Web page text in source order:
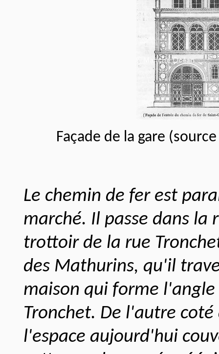
Façade de la gare
Le chemin de fer est
marché. Il passe dans la
trottoir de la rue
des Mathurins, qu'il
maison qui forme
Tronchet. De l'autre
l'espace aujourd'hui